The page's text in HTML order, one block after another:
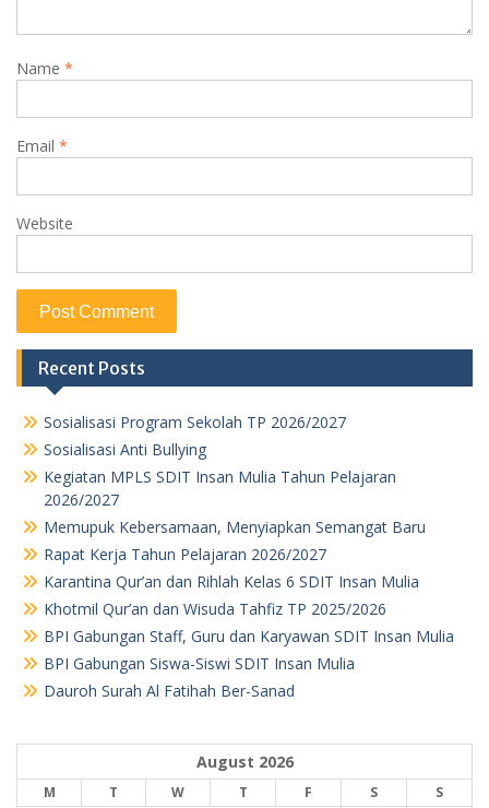
Name *
Email *
Website
Recent Posts
Sosialisasi Program Sekolah TP 2026/2027
Sosialisasi Anti Bullying
Kegiatan MPLS SDIT Insan Mulia Tahun Pelajaran
2026/2027
Memupuk Kebersamaan, Menyiapkan Semangat Baru
Rapat Kerja Tahun Pelajaran 2026/2027
Karantina Qur’an dan Rihlah Kelas 6 SDIT Insan Mulia
Khotmil Qur’an dan Wisuda Tahfiz TP 2025/2026
BPI Gabungan Staff, Guru dan Karyawan SDIT Insan Mulia
BPI Gabungan Siswa-Siswi SDIT Insan Mulia
Dauroh Surah Al Fatihah Ber-Sanad
August 2026
M T W T F S
S